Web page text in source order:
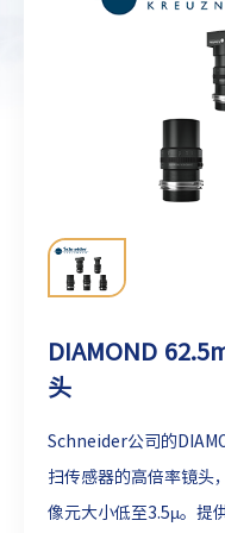
DIAMOND
头
Schneider公司的
扫传感器的高倍率镜头
像元大小低至3.5µ。提